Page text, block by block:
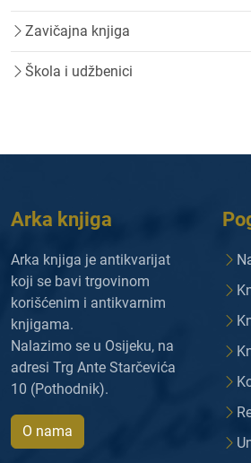
Zavičajna knjiga
Škola i udžbenici
Arka knjiga
Arka knjiga je antikvarijat
koji se bavi trgovinom
korišćenim i antikvarnim
knjigama.
Nalazimo se u Osijeku, na
adresi Trg Ante Starčevića
10 (Pothodnik).
O nama